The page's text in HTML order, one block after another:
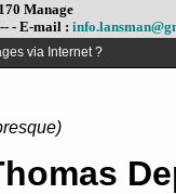
Manage
- E-mail :